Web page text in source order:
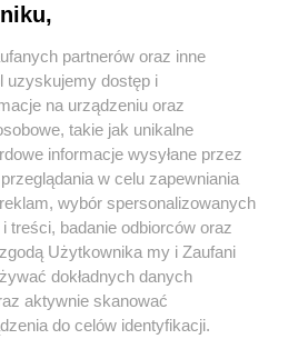
Instagram Youtube
partnerów oraz inne
uzyskujemy dostęp i
na urządzeniu oraz
takie jak unikalne
informacje wysyłane przez
w celu zapewniania
wybór spersonalizowanych
treści, badanie odbiorców oraz
Użytkownika my i Zaufani
dokładnych danych
aktywnie skanować
do celów identyfikacji.